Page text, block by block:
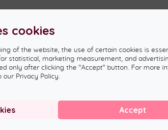
cookies
of the website, the use of certain cookies is
statistical, marketing measurement, and
only after clicking the "Accept" button. For more
Privacy Policy.
Accept